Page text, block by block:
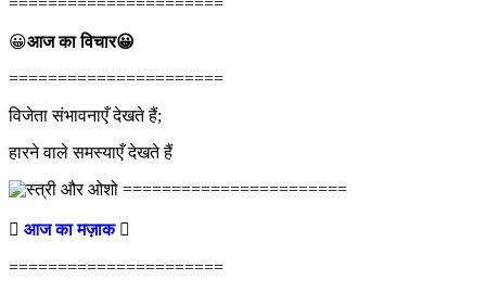
😀आज का विचार😀
======================
विजेता संभावनाएँ देखते हैं;
हारने वाले समस्याएँ देखते हैं
=======================
 आज का मज़ाक
======================